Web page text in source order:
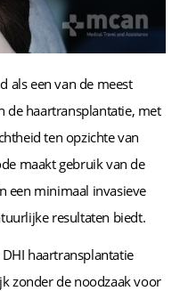
als een van de meest
de haartransplantatie, met
ten opzichte van
maakt gebruik van de
een minimaal invasieve
resultaten biedt.
DHI haartransplantatie
zonder de noodzaak voor